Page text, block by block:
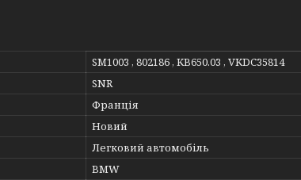
SM1003 , 802186 , KB650.03 , VKDC35814
SNR
Франція
Новий
Легковий автомобіль
BMW